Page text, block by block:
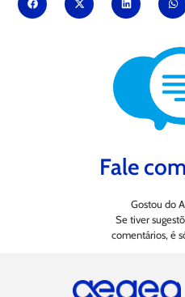
Fale
Gostou do
Se tiver
comentários, é